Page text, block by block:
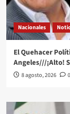
Nacionales
El Quehacer
Angeles///¡Alto!
8 agosto, 2026 0